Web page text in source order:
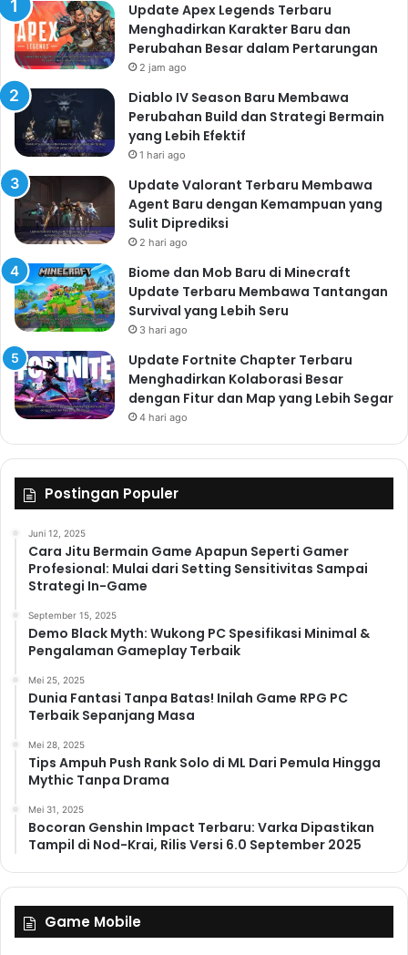
Update Apex Legends Terbaru
Menghadirkan Karakter Baru dan
Perubahan Besar dalam Pertarungan
2 jam ago
Diablo IV Season Baru Membawa
Perubahan Build dan Strategi Bermain
yang Lebih Efektif
1 hari ago
Update Valorant Terbaru Membawa
Agent Baru dengan Kemampuan yang
Sulit Diprediksi
2 hari ago
Biome dan Mob Baru di Minecraft
Update Terbaru Membawa Tantangan
Survival yang Lebih Seru
3 hari ago
Update Fortnite Chapter Terbaru
Menghadirkan Kolaborasi Besar
dengan Fitur dan Map yang Lebih Segar
4 hari ago
Postingan Populer
Juni 12, 2025
Cara Jitu Bermain Game Apapun Seperti Gamer
Profesional: Mulai dari Setting Sensitivitas Sampai
Strategi In-Game
September 15, 2025
Demo Black Myth: Wukong PC Spesifikasi Minimal &
Pengalaman Gameplay Terbaik
Mei 25, 2025
Dunia Fantasi Tanpa Batas! Inilah Game RPG PC
Terbaik Sepanjang Masa
Mei 28, 2025
Tips Ampuh Push Rank Solo di ML Dari Pemula Hingga
Mythic Tanpa Drama
Mei 31, 2025
Bocoran Genshin Impact Terbaru: Varka Dipastikan
Tampil di Nod-Krai, Rilis Versi 6.0 September 2025
Game Mobile